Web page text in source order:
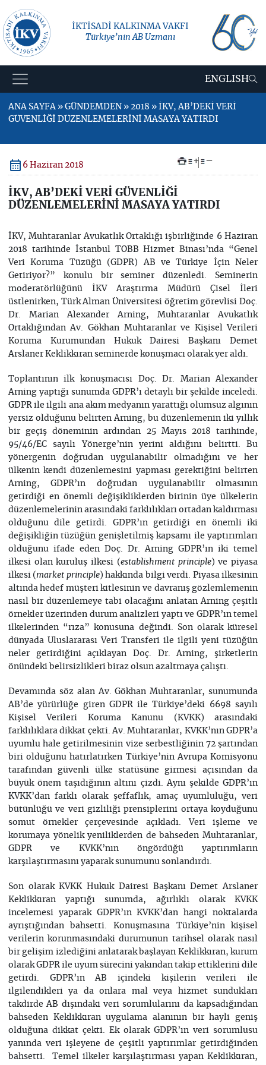
İKTİSADİ KALKINMA VAKFI
Türkiye’nin AB Uzmanı
ENGLISH
ANA SAYFA » GÜNDEMDEN » 2018 » İKV, AB’DEKİ VERİ
GÜVENLİĞİ DÜZENLEMELERİNİ MASAYA YATIRDI
6 Haziran 2018 + –
İKV, AB’DEKİ VERİ GÜVENLİĞİ
DÜZENLEMELERİNİ MASAYA YATIRDI
İKV, Muhtaranlar Avukatlık Ortaklığı işbirliğinde 6 Haziran
2018 tarihinde İstanbul TOBB Hizmet Binası’nda “Genel
Veri Koruma Tüzüğü (GDPR) AB ve Türkiye İçin Neler
Getiriyor?” konulu bir seminer düzenledi. Seminerin
moderatörlüğünü İKV Araştırma Müdürü Çisel İleri
üstlenirken, Türk Alman Üniversitesi öğretim görevlisi Doç.
Dr. Marian Alexander Arning, Muhtaranlar Avukatlık
Ortaklığından Av. Gökhan Muhtaranlar ve Kişisel Verileri
Koruma Kurumundan Hukuk Dairesi Başkanı Demet
Arslaner Keklikkıran seminerde konuşmacı olarak yer aldı.
Toplantının ilk konuşmacısı Doç. Dr. Marian Alexander
Arning yaptığı sunumda GDPR’ı detaylı bir şekilde inceledi.
GDPR ile ilgili ana akım medyanın yarattığı olumsuz algının
yersiz olduğunu belirten Arning, bu düzenlemenin iki yıllık
bir geçiş döneminin ardından 25 Mayıs 2018 tarihinde,
95/46/EC sayılı Yönerge’nin yerini aldığını belirtti. Bu
yönergenin doğrudan uygulanabilir olmadığını ve her
ülkenin kendi düzenlemesini yapması gerektiğini belirten
Arning, GDPR’ın doğrudan uygulanabilir olmasının
getirdiği en önemli değişikliklerden birinin üye ülkelerin
düzenlemelerinin arasındaki farklılıkları ortadan kaldırması
olduğunu dile getirdi. GDPR’ın getirdiği en önemli iki
değişikliğin tüzüğün genişletilmiş kapsamı ile yaptırımları
olduğunu ifade eden Doç. Dr. Arning GDPR’ın iki temel
ilkesi olan kuruluş ilkesi (establishment principle) ve piyasa
ilkesi (market principle) hakkında bilgi verdi. Piyasa ilkesinin
altında hedef müşteri kitlesinin ve davranış gözlemlemenin
nasıl bir düzenlemeye tabi olacağını anlatan Arning çeşitli
örnekler üzerinden durum analizleri yaptı ve GDPR’ın temel
ilkelerinden “rıza” konusuna değindi. Son olarak küresel
dünyada Uluslararası Veri Transferi ile ilgili yeni tüzüğün
neler getirdiğini açıklayan Doç. Dr. Arning, şirketlerin
önündeki belirsizlikleri biraz olsun azaltmaya çalıştı.
Devamında söz alan Av. Gökhan Muhtaranlar, sunumunda
AB’de yürürlüğe giren GDPR ile Türkiye’deki 6698 sayılı
Kişisel Verileri Koruma Kanunu (KVKK) arasındaki
farklılıklara dikkat çekti. Av. Muhtaranlar, KVKK’nın GDPR’a
uyumlu hale getirilmesinin vize serbestliğinin 72 şartından
biri olduğunu hatırlatırken Türkiye’nin Avrupa Komisyonu
tarafından güvenli ülke statüsüne girmesi açısından da
büyük önem taşıdığının altını çizdi. Aynı şekilde GDPR’ın
KVKK’dan farklı olarak şeffaflık, amaç uyumluluğu, veri
bütünlüğü ve veri gizliliği prensiplerini ortaya koyduğunu
somut örnekler çerçevesinde açıkladı. Veri işleme ve
korumaya yönelik yeniliklerden de bahseden Muhtaranlar,
GDPR ve KVKK’nın öngördüğü yaptırımların
karşılaştırmasını yaparak sunumunu sonlandırdı.
Son olarak KVKK Hukuk Dairesi Başkanı Demet Arslaner
Keklikkıran yaptığı sunumda, ağırlıklı olarak KVKK
incelemesi yaparak GDPR’ın KVKK’dan hangi noktalarda
ayrıştığından bahsetti. Konuşmasına Türkiye’nin kişisel
verilerin korunmasındaki durumunun tarihsel olarak nasıl
bir gelişim izlediğini anlatarak başlayan Keklikkıran, kurum
olarak GDPR ile uyum sürecini yakından takip ettiklerini dile
getirdi. GDPR’ın AB içindeki kişilerin verileri ile
ilgilendikleri ya da onlara mal veya hizmet sundukları
takdirde AB dışındaki veri sorumlularını da kapsadığından
bahseden Keklikkıran uygulama alanının bir hayli geniş
olduğuna dikkat çekti. Ek olarak GDPR’ın veri sorumlusu
yanında veri işleyene de çeşitli yaptırımlar getirdiğinden
bahsetti. Temel ilkeler karşılaştırması yapan Keklikkıran,